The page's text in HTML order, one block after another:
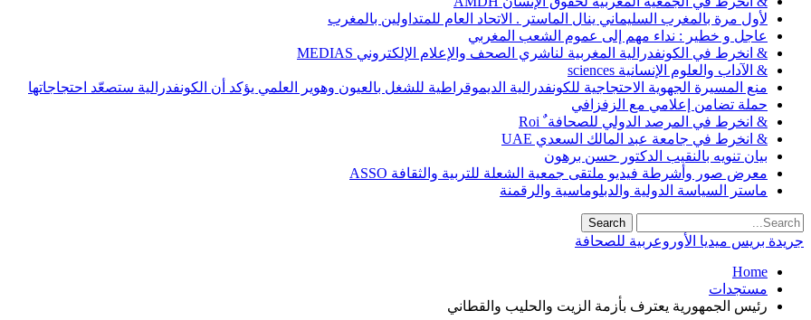
لأول مرة بالمغرب السليماني ينال الماستر . الاتحاد العام للمتداولين بالمغرب
عاجل و خطير : نداء مهم إلى عموم الشعب المغربي
& انخرط في الكونفدرالية المغربية لناشري الصحف والإعلام الإلكتروني MEDIAS
& الآداب والعلوم الإنسانية sciences
منع المسيرة الجهوية الاحتجاجية للكونفدرالية الديموقراطية للشغل بالعيون وهوير العلمي يؤكد أن الكونفدرالية ستصعّد احتجاجاتها
حملة تضامن إعلامي مع الزفزافي
& انخرط في المرصد الدولي للصحافة ٌ Roi
& انخرط في جامعة عبد المالك السعدي UAE
بيان تنويه بالنقيب الدكتور حسن برهون
معرض صور وأشرطة فيديو ملتقى جمعية الشعلة للتربية والثقافة ASSO
ماستر السياسة الدولية والدبلوماسية والرقمنة
جريدة بريس ميديا الأوروعربية للصحافة
Home
مستجدات
رئيس الجمهورية يعترف بأزمة الزيت والحليب والقطاني